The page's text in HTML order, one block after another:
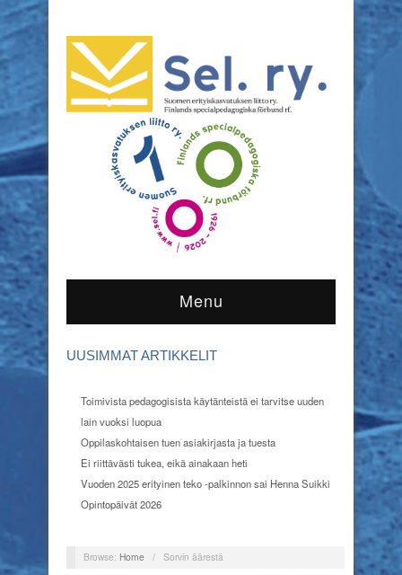
Menu
UUSIMMAT ARTIKKELIT
Toimivista pedagogisista käytänteistä ei tarvitse uuden
lain vuoksi luopua
Oppilaskohtaisen tuen asiakirjasta ja tuesta
Ei riittävästi tukea, eikä ainakaan heti
Vuoden 2025 erityinen teko -palkinnon sai Henna Suikki
Opintopäivät 2026
Browse: Home / Sorvin äärestä